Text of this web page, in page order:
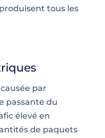
tous les
par
passante du
élevé en
de paquets